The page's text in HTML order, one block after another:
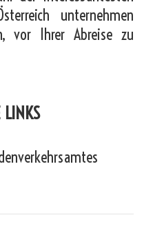
unternehmen
vor Ihrer Abreise zu
LINKS